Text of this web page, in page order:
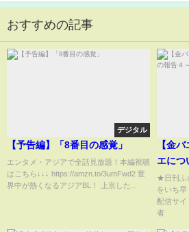
おすすめの記事
デジタル
【予告編】「8番目の感覚」
エンタメ・アジアで全話見放題！本編視聴
はこちら↓↓↓ https://amzn.to/3umFwd2 世
界中が熱くなるアジアBL！ 上京した...
【金
エにつ
室9月
★日刊ふ
をいち
配信サ
者 ⇒金